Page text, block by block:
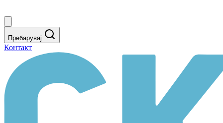
Пребарувај
Контакт